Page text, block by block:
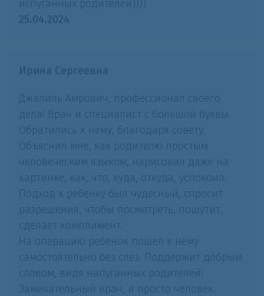
испуганных родителей))))
25.04.2024
Ирина Сергеевна
Джалиль Амрович, профессионал своего
дела! Врач и специалист с большой буквы.
Обратились к нему, благодаря совету.
Объяснил мне, как родителю простым
человеческим языком, нарисовал даже на
картинке, как, что, куда, откуда, успокоил.
Подход к ребенку был чудесный, спросит
разрешения, чтобы посмотреть, пошутит,
сделает комплимент.
На операцию ребенок пошел к нему
самостоятельно без слез. Поддержит добрым
словом, видя напуганных родителей!
Замечательный врач, и просто человек.